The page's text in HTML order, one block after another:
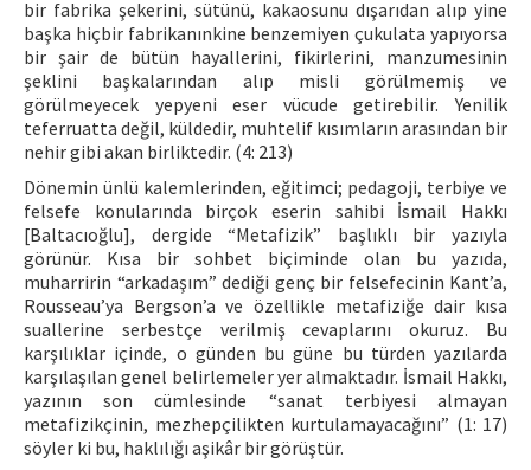
bir fabrika şekerini, sütünü, kakaosunu dışarıdan alıp yine
başka hiçbir fabrikanınkine benzemiyen çukulata yapıyorsa
bir şair de bütün hayallerini, fikirlerini, manzumesinin
şeklini başkalarından alıp misli görülmemiş ve
görülmeyecek yepyeni eser vücude getirebilir. Yenilik
teferruatta değil, küldedir, muhtelif kısımların arasından bir
nehir gibi akan birliktedir. (4: 213)
Dönemin ünlü kalemlerinden, eğitimci; pedagoji, terbiye ve
felsefe konularında birçok eserin sahibi İsmail Hakkı
[Baltacıoğlu], dergide “Metafizik” başlıklı bir yazıyla
görünür. Kısa bir sohbet biçiminde olan bu yazıda,
muharririn “arkadaşım” dediği genç bir felsefecinin Kant’a,
Rousseau’ya Bergson’a ve özellikle metafiziğe dair kısa
suallerine serbestçe verilmiş cevaplarını okuruz. Bu
karşılıklar içinde, o günden bu güne bu türden yazılarda
karşılaşılan genel belirlemeler yer almaktadır. İsmail Hakkı,
yazının son cümlesinde “sanat terbiyesi almayan
metafizikçinin, mezhepçilikten kurtulamayacağını” (1: 17)
söyler ki bu, haklılığı aşikâr bir görüştür.